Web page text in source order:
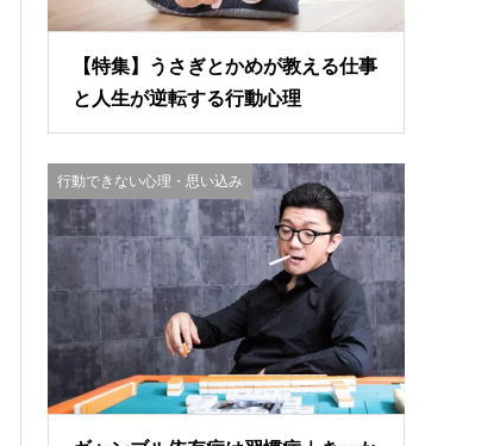
【特集】うさぎとかめが教える仕事
と人生が逆転する行動心理
行動できない心理・思い込み